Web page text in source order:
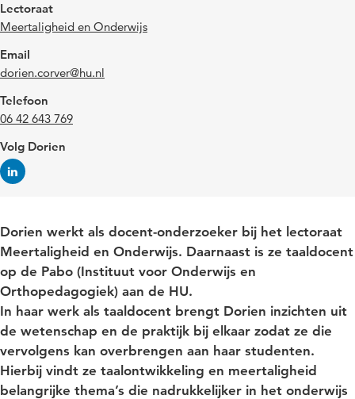
Lectoraat
Meertaligheid en Onderwijs
Email
dorien.corver@hu.nl
Telefoon
06 42 643 769
Volg Dorien
Dorien werkt als docent-onderzoeker bij het lectoraat
Meertaligheid en Onderwijs. Daarnaast is ze taaldocent
op de Pabo (Instituut voor Onderwijs en
Orthopedagogiek) aan de HU.
In haar werk als taaldocent brengt Dorien inzichten uit
de wetenschap en de praktijk bij elkaar zodat ze die
vervolgens kan overbrengen aan haar studenten.
Hierbij vindt ze taalontwikkeling en meertaligheid
belangrijke thema’s die nadrukkelijker in het onderwijs